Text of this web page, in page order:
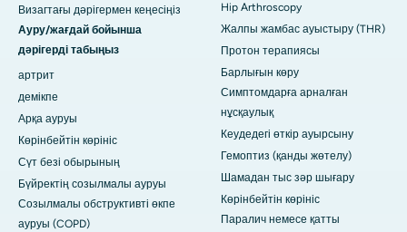
Визагтағы дәрігермен кеңесіңіз
Ауру/жағдай бойынша
дәрігерді табыңыз
артрит
демікпе
Арқа ауруы
Көрінбейтін көрініс
Сүт безі обырының
Бүйректің созылмалы ауруы
Созылмалы обструктивті өкпе
ауруы (COPD)
Hip Arthroscopy
Жалпы жамбас ауыстыру (THR)
Протон терапиясы
Барлығын көру
Симптомдарға арналған
нұсқаулық
Кеудедегі өткір ауырсыну
Гемоптиз (қанды жөтелу)
Шамадан тыс зәр шығару
Көрінбейтін көрініс
Паралич немесе қатты